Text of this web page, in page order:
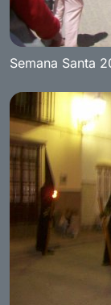
Semana Santa